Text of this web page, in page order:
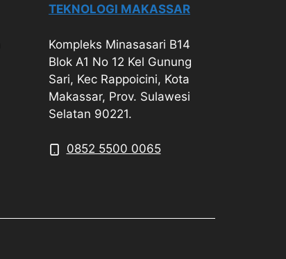
TEKNOLOGI MAKASSAR
Kompleks Minasasari B14
Blok A1 No 12 Kel Gunung
Sari, Kec Rappoicini, Kota
Makassar, Prov. Sulawesi
Selatan 90221.
0852 5500 0065